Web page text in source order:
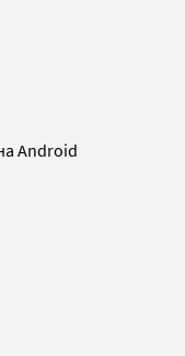
Android